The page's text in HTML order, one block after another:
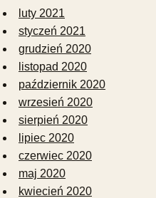
luty 2021
styczeń 2021
grudzień 2020
listopad 2020
październik 2020
wrzesień 2020
sierpień 2020
lipiec 2020
czerwiec 2020
maj 2020
kwiecień 2020